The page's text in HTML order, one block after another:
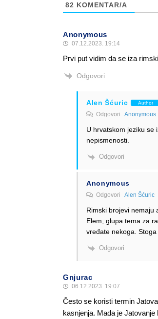
82 KOMENTAR/A
Anonymous
07.12.2023. 19:14
Prvi put vidim da se iza
Odgovori
Alen Šćuric Author
Odgovori Anonymous
U hrvatskom jeziku se
nepismenosti.
Odgovori
Anonymous
Odgovori Alen Šćuric
Rimski brojevi nemaju
Elem, glupa tema za
vređate nekoga.
Odgovori
Gnjurac
06.12.2023. 19:07
Često se koristi termin
kasnjenja. Mada je